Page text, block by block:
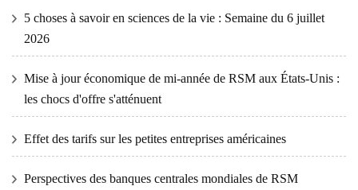
5 choses à savoir en sciences de la vie : Semaine du 6 juillet
2026
Mise à jour économique de mi-année de RSM aux États-Unis :
les chocs d'offre s'atténuent
Effet des tarifs sur les petites entreprises américaines
Perspectives des banques centrales mondiales de RSM